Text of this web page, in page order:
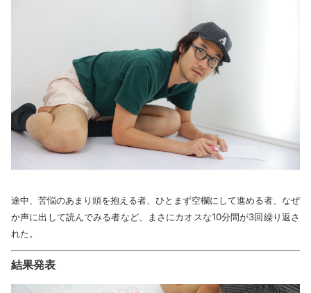
途中、苦悩のあまり頭を抱える者、ひとまず空欄にして進める者、なぜ
か声に出して読んでみる者など、まさにカオスな10分間が3回繰り返さ
れた。
結果発表